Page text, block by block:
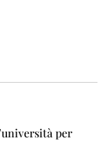
per